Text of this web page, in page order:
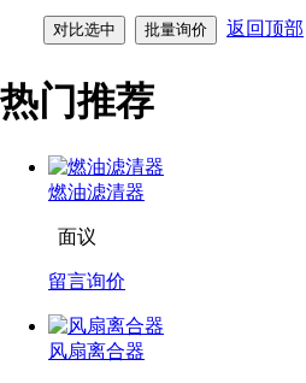
返回顶部
热门推荐
燃油滤清器
面议
留言询价
风扇离合器